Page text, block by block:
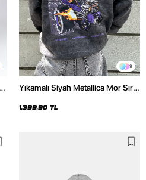
9
Yıkamalı Siyah Metallica Mor Sırt
Hoodie
1.399,90 TL